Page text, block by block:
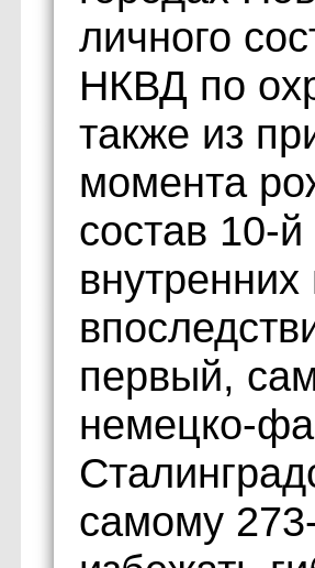
личного
НКВД по
также из
момента
состав 10-
первый,
немецко-
самому